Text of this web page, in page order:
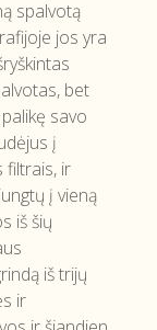
spalvotą
jos yra
bet
savo
į
filtrais, ir
į vieną
iš šių
iš trijų
ir